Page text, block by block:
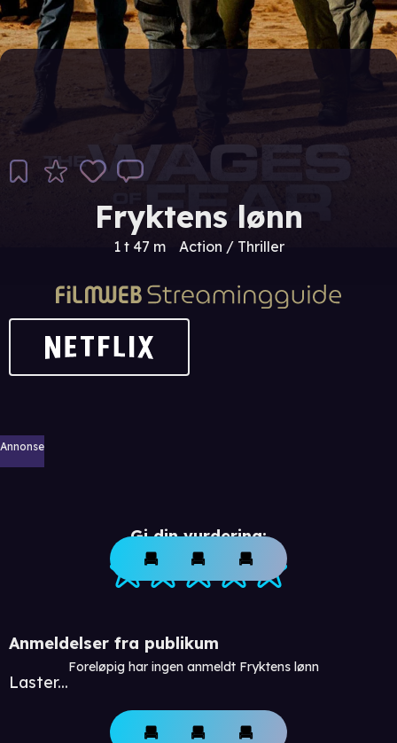
Fryktens lønn
1 t 47 m Action / Thriller
Annonse
Gi din vurdering:
Anmeldelser fra publikum
Laster...
Foreløpig har ingen anmeldt Fryktens lønn